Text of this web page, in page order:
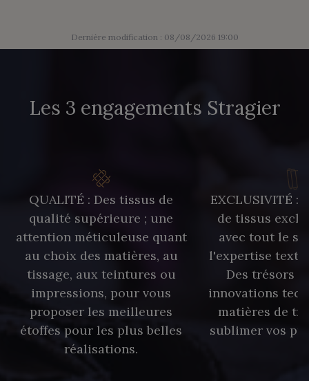
Dernière modification : 08/08/2026 19:00
Les 3 engagements Stragier
QUALITÉ : Des tissus de
qualité supérieure ; une
attention méticuleuse quant
au choix des matières, au
tissage, aux teintures ou
impressions, pour vous
proposer les meilleures
étoffes pour les plus belles
réalisations.
EXCLUSIVITÉ :
de tissus
avec tout le
l'expertise
Des trésors
innovations
matières de
sublimer vos